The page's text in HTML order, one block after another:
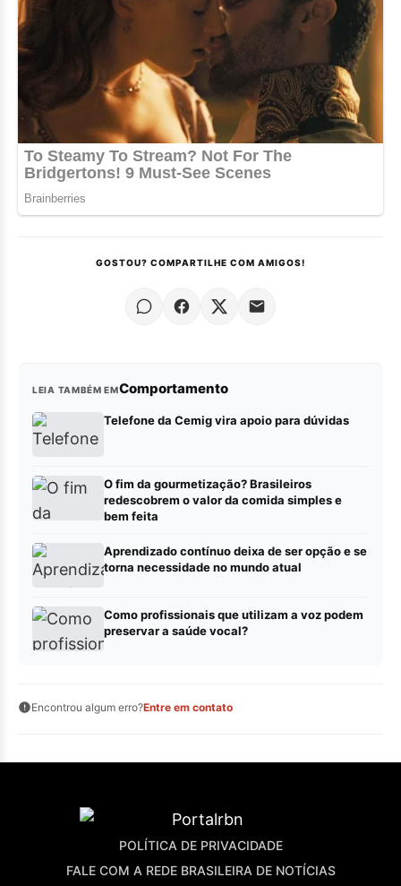
GOSTOU? COMPARTILHE COM AMIGOS!
LEIA TAMBÉM EMComportamento
Telefone da Cemig vira apoio para dúvidas
O fim da gourmetização? Brasileiros
redescobrem o valor da comida simples e
bem feita
Aprendizado contínuo deixa de ser opção e se
torna necessidade no mundo atual
Como profissionais que utilizam a voz podem
preservar a saúde vocal?
Encontrou algum erro?Entre em contato
POLÍTICA DE PRIVACIDADE
FALE COM A REDE BRASILEIRA DE NOTÍCIAS